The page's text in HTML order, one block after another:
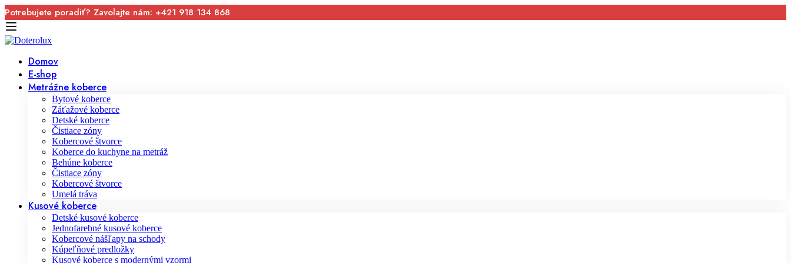
Potrebujete poradiť? Zavolajte nám: +421 918 134 868
Domov
E-shop
Metrážne koberce
Bytové koberce
Záťažové koberce
Detské koberce
Čistiace zóny
Kobercové štvorce
Koberce do kuchyne na metráž
Behúne koberce
Čistiace zóny
Kobercové štvorce
Umelá tráva
Kusové koberce
Detské kusové koberce
Jednofarebné kusové koberce
Kobercové nášľapy na schody
Kúpeľňové predložky
Kusové koberce s modernými vzormi